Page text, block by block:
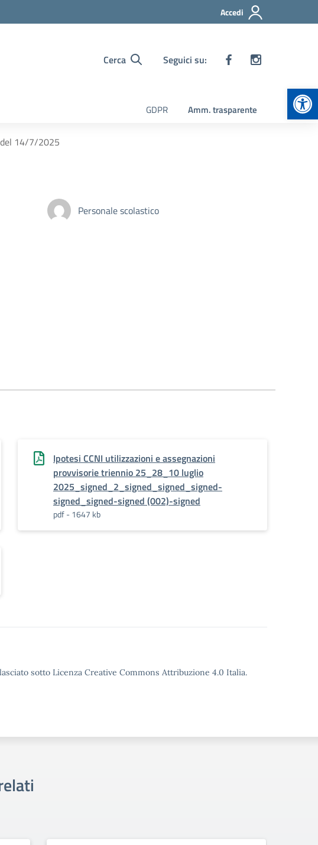
Accedi
Cerca Seguici su:
GDPR Amm. trasparente
14/7/2025
Personale scolastico
Ipotesi CCNI utilizzazioni e assegnazioni
provvisorie triennio 25_28_10 luglio
2025_signed_2_signed_signed_signed-
signed_signed-signed (002)-signed
pdf - 1647 kb
sotto Licenza Creative Commons Attribuzione 4.0 Italia.